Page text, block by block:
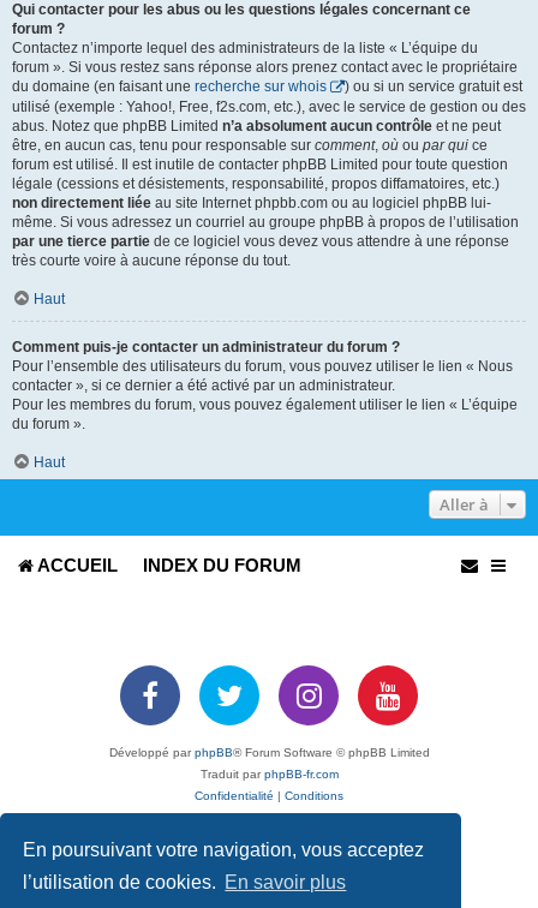
En poursuivant votre navigation, vous acceptez
l’utilisation de cookies. En savoir plus
Qui contacter pour les abus ou les questions légales concernant ce
forum ?
Contactez n’importe lequel des administrateurs de la liste « L’équipe du
forum ». Si vous restez sans réponse alors prenez contact avec le propriétaire
du domaine (en faisant une recherche sur whois
) ou si un service gratuit est
utilisé (exemple : Yahoo!, Free, f2s.com, etc.), avec le service de gestion ou des
abus. Notez que phpBB Limited n’a absolument aucun contrôle et ne peut
être, en aucun cas, tenu pour responsable sur comment, où ou par qui ce
forum est utilisé. Il est inutile de contacter phpBB Limited pour toute question
légale (cessions et désistements, responsabilité, propos diffamatoires, etc.)
non directement liée au site Internet phpbb.com ou au logiciel phpBB lui-
même. Si vous adressez un courriel au groupe phpBB à propos de l’utilisation
par une tierce partie de ce logiciel vous devez vous attendre à une réponse
très courte voire à aucune réponse du tout.
Haut
Comment puis-je contacter un administrateur du forum ?
Pour l’ensemble des utilisateurs du forum, vous pouvez utiliser le lien « Nous
contacter », si ce dernier a été activé par un administrateur.
Pour les membres du forum, vous pouvez également utiliser le lien « L’équipe
du forum ».
Haut
Aller à
ACCUEIL INDEX DU FORUM
Développé parphpBB® Forum Software © phpBB Limited
Traduit parphpBB-fr.com
Confidentialité | Conditions